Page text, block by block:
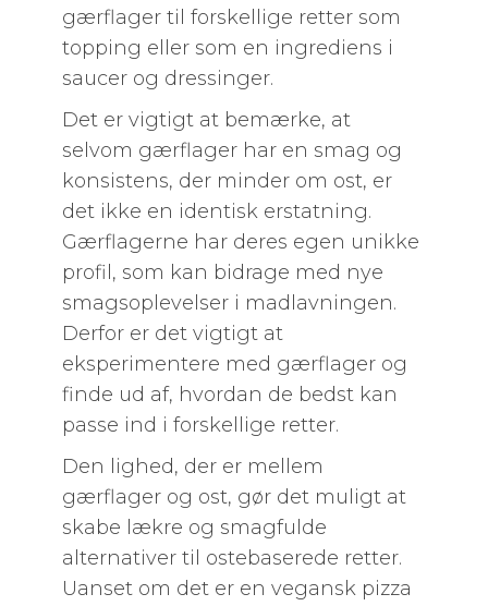
gærflager til forskellige retter som
topping eller som en ingrediens i
saucer og dressinger.
Det er vigtigt at bemærke, at
selvom gærflager har en smag og
konsistens, der minder om ost, er
det ikke en identisk erstatning.
Gærflagerne har deres egen unikke
profil, som kan bidrage med nye
smagsoplevelser i madlavningen.
Derfor er det vigtigt at
eksperimentere med gærflager og
finde ud af, hvordan de bedst kan
passe ind i forskellige retter.
Den lighed, der er mellem
gærflager og ost, gør det muligt at
skabe lækre og smagfulde
alternativer til ostebaserede retter.
Uanset om det er en vegansk pizza